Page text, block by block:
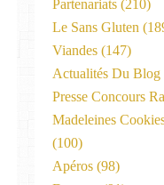
Partenariats (210)
Le Sans Gluten
Viandes (147)
Actualités Du Blog
Presse Concours
Madeleines
(100)
Apéros (98)